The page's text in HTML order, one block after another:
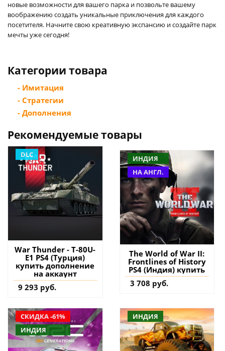
новые возможности для вашего парка и позвольте вашему
воображению создать уникальные приключения для каждого
посетителя. Начните свою креативную экспансию и создайте парк
мечты уже сегодня!
Категории товара
- Имитация
- Стратегии
- Дополнения
Рекомендуемые товары
DLC
War Thunder - T-80U-
E1 PS4 (Турция)
купить дополнение
на аккаунт
9 293 руб.
ИНДИЯ
НА АНГЛ.
The World of War II:
Frontlines of History
PS4 (Индия) купить
3 708 руб.
СКИДКА -61%
ИНДИЯ
ИНДИЯ